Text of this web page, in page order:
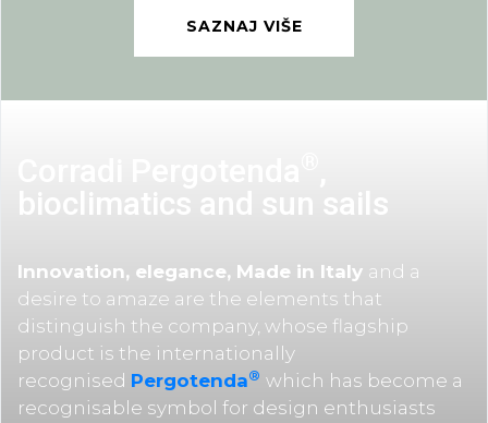
SAZNAJ VIŠE
bioclimatics and sun sails
Innovation, elegance, Made in Italy and a
desire to amaze are the elements that
distinguish the company, whose flagship
product is the internationally
recognised Pergotenda® which has become a
recognisable symbol for design enthusiasts